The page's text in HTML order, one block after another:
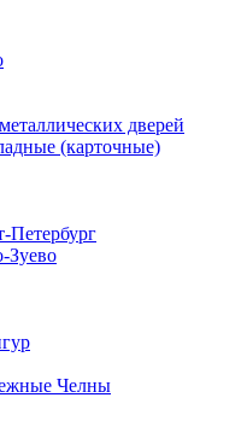
дверей
(карточные)
Зуево
Челны